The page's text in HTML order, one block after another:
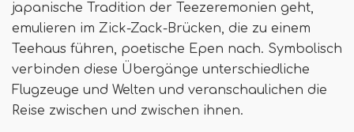
japanische Tradition der Teezeremonien geht,
emulieren im Zick-Zack-Brücken, die zu einem
Teehaus führen, poetische Epen nach. Symbolisch
verbinden diese Übergänge unterschiedliche
Flugzeuge und Welten und veranschaulichen die
Reise zwischen und zwischen ihnen.